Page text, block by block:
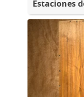
Estaciones